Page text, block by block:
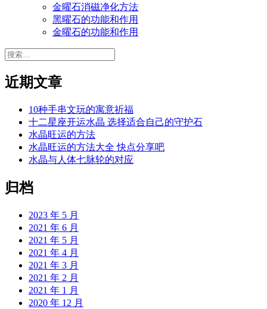
金曜石消磁净化方法
黑曜石的功能和作用
金曜石的功能和作用
搜
近期文章
10种手串文玩的寓意祈福
十二星座开运水晶 选择适合自己的守护石
水晶旺运的方法
水晶旺运的方法大全 快点分享吧
水晶与人体七脉轮的对应
归档
2023 年 5 月
2021 年 6 月
2021 年 5 月
2021 年 4 月
2021 年 3 月
2021 年 2 月
2021 年 1 月
2020 年 12 月